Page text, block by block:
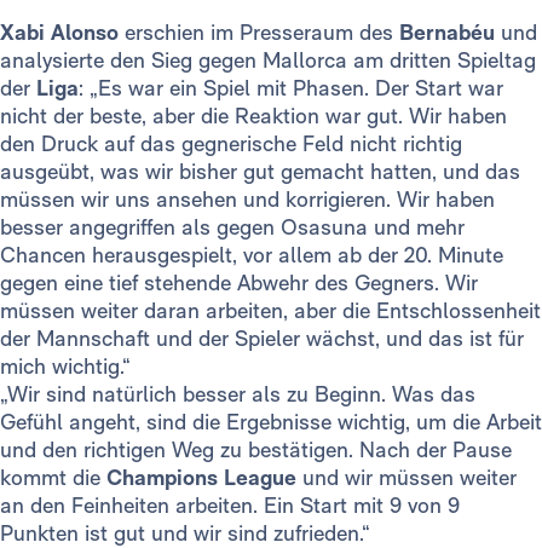
Xabi Alonso erschien im Presseraum des Bernabéu und
analysierte den Sieg gegen Mallorca am dritten Spieltag
der Liga: „Es war ein Spiel mit Phasen. Der Start war
nicht der beste, aber die Reaktion war gut. Wir haben
den Druck auf das gegnerische Feld nicht richtig
ausgeübt, was wir bisher gut gemacht hatten, und das
müssen wir uns ansehen und korrigieren. Wir haben
besser angegriffen als gegen Osasuna und mehr
Chancen herausgespielt, vor allem ab der 20. Minute
gegen eine tief stehende Abwehr des Gegners. Wir
müssen weiter daran arbeiten, aber die Entschlossenheit
der Mannschaft und der Spieler wächst, und das ist für
mich wichtig.“
„Wir sind natürlich besser als zu Beginn. Was das
Gefühl angeht, sind die Ergebnisse wichtig, um die Arbeit
und den richtigen Weg zu bestätigen. Nach der Pause
kommt die Champions League und wir müssen weiter
an den Feinheiten arbeiten. Ein Start mit 9 von 9
Punkten ist gut und wir sind zufrieden.“